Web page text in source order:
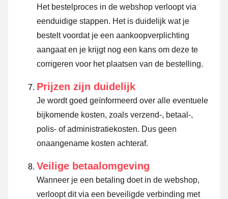
Het bestelproces in de webshop verloopt via
eenduidige stappen. Het is duidelijk wat je
bestelt voordat je een aankoopverplichting
aangaat en je krijgt nog een kans om deze te
corrigeren voor het plaatsen van de bestelling.
Prijzen zijn duidelijk
Je wordt goed geïnformeerd over alle eventuele
bijkomende kosten, zoals verzend-, betaal-,
polis- of administratiekosten. Dus geen
onaangename kosten achteraf.
Veilige betaalomgeving
Wanneer je een betaling doet in de webshop,
verloopt dit via een beveiligde verbinding met